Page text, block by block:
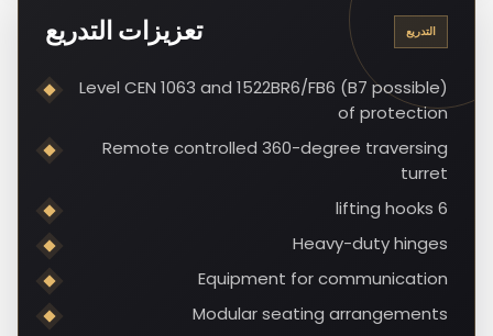
التدريع تعزيزات التدريع
Level CEN 1063 and 1522BR6/FB6 (B7 possible)
of protection
Remote controlled 360-degree traversing
turret
6 lifting hooks
Heavy-duty hinges
Equipment for communication
Modular seating arrangements